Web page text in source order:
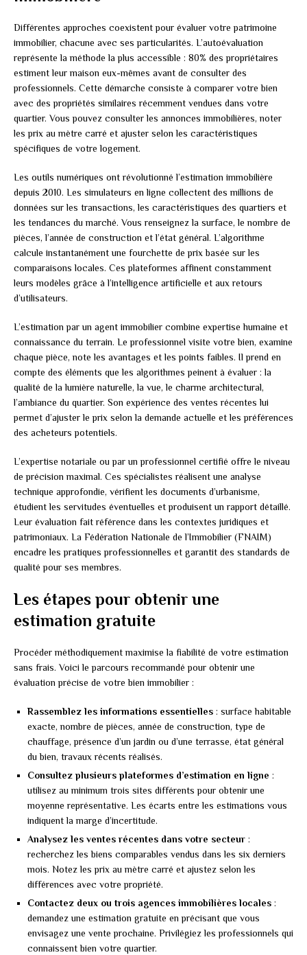
Différentes approches coexistent pour évaluer votre patrimoine
immobilier, chacune avec ses particularités. L’autoévaluation
représente la méthode la plus accessible : 80% des propriétaires
estiment leur maison eux-mêmes avant de consulter des
professionnels. Cette démarche consiste à comparer votre bien
avec des propriétés similaires récemment vendues dans votre
quartier. Vous pouvez consulter les annonces immobilières, noter
les prix au mètre carré et ajuster selon les caractéristiques
spécifiques de votre logement.
Les outils numériques ont révolutionné l’estimation immobilière
depuis 2010. Les simulateurs en ligne collectent des millions de
données sur les transactions, les caractéristiques des quartiers et
les tendances du marché. Vous renseignez la surface, le nombre de
pièces, l’année de construction et l’état général. L’algorithme
calcule instantanément une fourchette de prix basée sur les
comparaisons locales. Ces plateformes affinent constamment
leurs modèles grâce à l’intelligence artificielle et aux retours
d’utilisateurs.
L’estimation par un agent immobilier combine expertise humaine et
connaissance du terrain. Le professionnel visite votre bien, examine
chaque pièce, note les avantages et les points faibles. Il prend en
compte des éléments que les algorithmes peinent à évaluer : la
qualité de la lumière naturelle, la vue, le charme architectural,
l’ambiance du quartier. Son expérience des ventes récentes lui
permet d’ajuster le prix selon la demande actuelle et les préférences
des acheteurs potentiels.
L’expertise notariale ou par un professionnel certifié offre le niveau
de précision maximal. Ces spécialistes réalisent une analyse
technique approfondie, vérifient les documents d’urbanisme,
étudient les servitudes éventuelles et produisent un rapport détaillé.
Leur évaluation fait référence dans les contextes juridiques et
patrimoniaux. La Fédération Nationale de l’Immobilier (FNAIM)
encadre les pratiques professionnelles et garantit des standards de
qualité pour ses membres.
Les étapes pour obtenir une
estimation gratuite
Procéder méthodiquement maximise la fiabilité de votre estimation
sans frais. Voici le parcours recommandé pour obtenir une
évaluation précise de votre bien immobilier :
Rassemblez les informations essentielles : surface habitable
exacte, nombre de pièces, année de construction, type de
chauffage, présence d’un jardin ou d’une terrasse, état général
du bien, travaux récents réalisés.
Consultez plusieurs plateformes d’estimation en ligne :
utilisez au minimum trois sites différents pour obtenir une
moyenne représentative. Les écarts entre les estimations vous
indiquent la marge d’incertitude.
Analysez les ventes récentes dans votre secteur :
recherchez les biens comparables vendus dans les six derniers
mois. Notez les prix au mètre carré et ajustez selon les
différences avec votre propriété.
Contactez deux ou trois agences immobilières locales :
demandez une estimation gratuite en précisant que vous
envisagez une vente prochaine. Privilégiez les professionnels qui
connaissent bien votre quartier.